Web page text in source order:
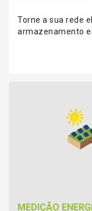
Torne a sua rede
armazenamento
MEDIÇÃO